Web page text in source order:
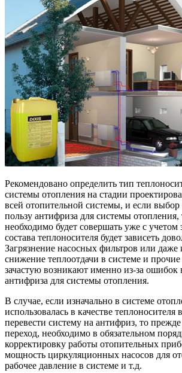
Рекомендовано определить тип
системы отопления на стадии
всей отопительной системы, и если выбор
пользу антифриза для системы отопления,
необходимо будет совершать уже с учетом
состава теплоносителя будет зависеть
Загрязнение насосных фильтров или даже
снижение теплоотдачи в системе и
зачастую возникают именно из-за ошибок
антифриза для системы отопления.
В случае, если изначально в системе
использовалась в качестве
перевести систему на антифриз, то
переход, необходимо в обязательном
корректировку работы отопительных
мощность циркуляционных насосов для
рабочее давление в системе и т.д.